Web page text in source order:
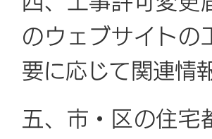
のウェブサイトの
要に応じて関連情
五、市・区の住宅